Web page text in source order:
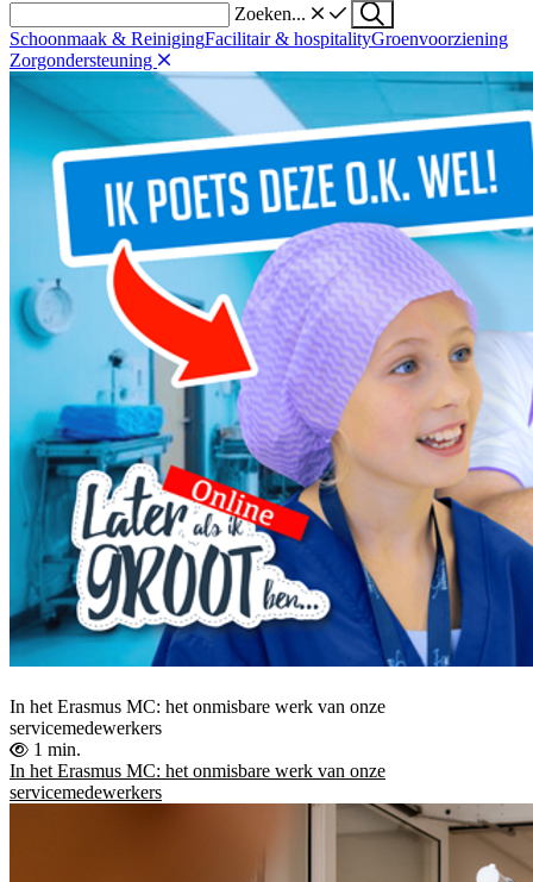
Zoeken...
Schoonmaak & ReinigingFacilitair & hospitalityGroenvoorziening
Zorgondersteuning
In het Erasmus MC: het onmisbare werk van onze
servicemedewerkers
1 min.
In het Erasmus MC: het onmisbare werk van onze
servicemedewerkers